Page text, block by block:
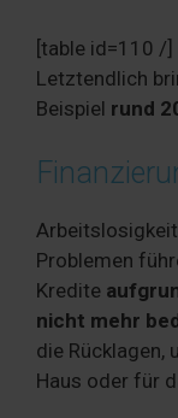
[table id=110 /]
Letztendlich
Beispiel rund
Problemen
Kredite
nicht mehr
die Rücklagen,
Haus oder für